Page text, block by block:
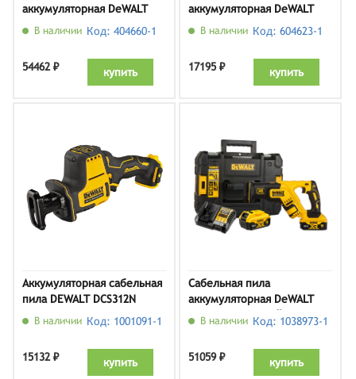
аккумуляторная DeWALT
DCS397N, без АКБ и ЗУ
В наличии Код: 404660-1
54462 ₽ купить
аккумуляторная DeWALT
DCS369N, без АКБ и ЗУ
В наличии Код: 604623-1
17195 ₽ купить
Аккумуляторная сабельная
пила DEWALT DCS312N
В наличии Код: 1001091-1
15132 ₽ купить
Сабельная пила
аккумуляторная DeWALT
DCS367P2-QW (кейс, с 2 АКБ
В наличии Код: 1038973-1
51059 ₽ купить